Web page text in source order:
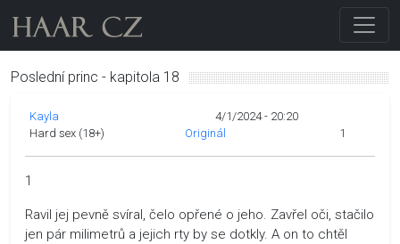
Poslední princ - kapitola 18
Kayla
4/1/2024 - 20:20
Hard sex (18+)
Originál 1
1
Ravil jej pevně svíral, čelo opřené o jeho. Zavřel oči, stačilo
jen pár milimetrů a jejich rty by se dotkly. A on to chtěl